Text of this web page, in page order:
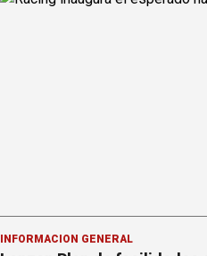
INFORMACION GENERAL